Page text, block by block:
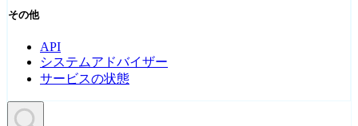
その他
API
システムアドバイザー
サービスの状態